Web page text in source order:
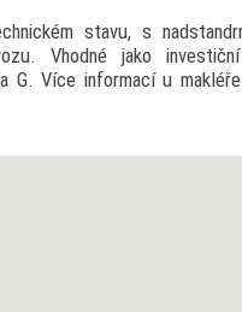
stavu, s
Vhodné jako
G. Více informací u